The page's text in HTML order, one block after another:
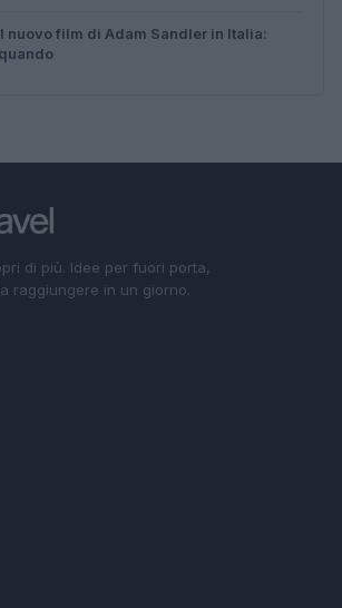
nuovo film di Adam Sandler in Italia:
di più. Idee per fuori porta,
raggiungere in un giorno.